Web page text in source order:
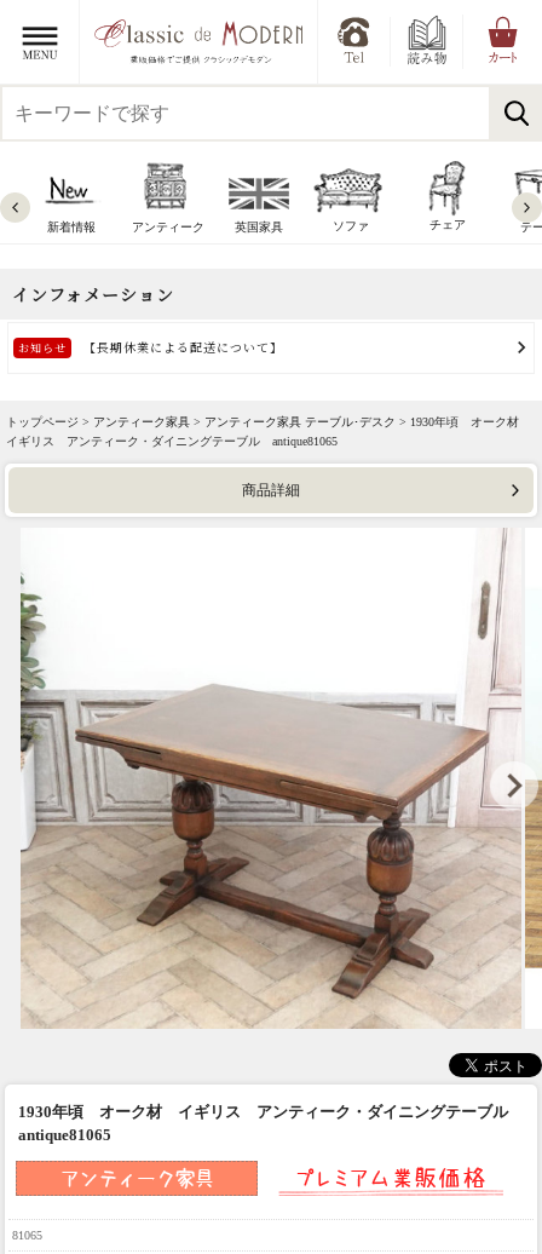
新着情報 アンティーク 英国家具 ソファ チェア テ
トップページ > アンティーク家具 > アンティーク家具 テーブル･デスク > 1930年頃 オーク材
イギリス アンティーク・ダイニングテーブル antique81065
商品詳細
1930年頃 オーク材 イギリス アンティーク・ダイニングテーブル
antique81065
81065